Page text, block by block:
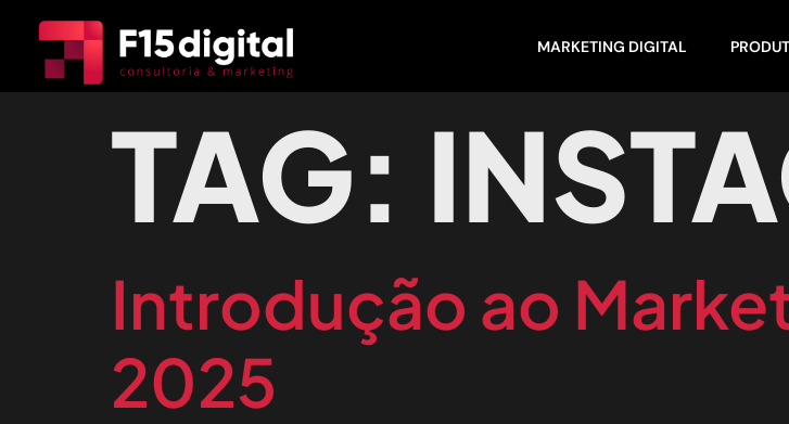
MARKETING DIGITAL
TAG:
Introdução ao
2025